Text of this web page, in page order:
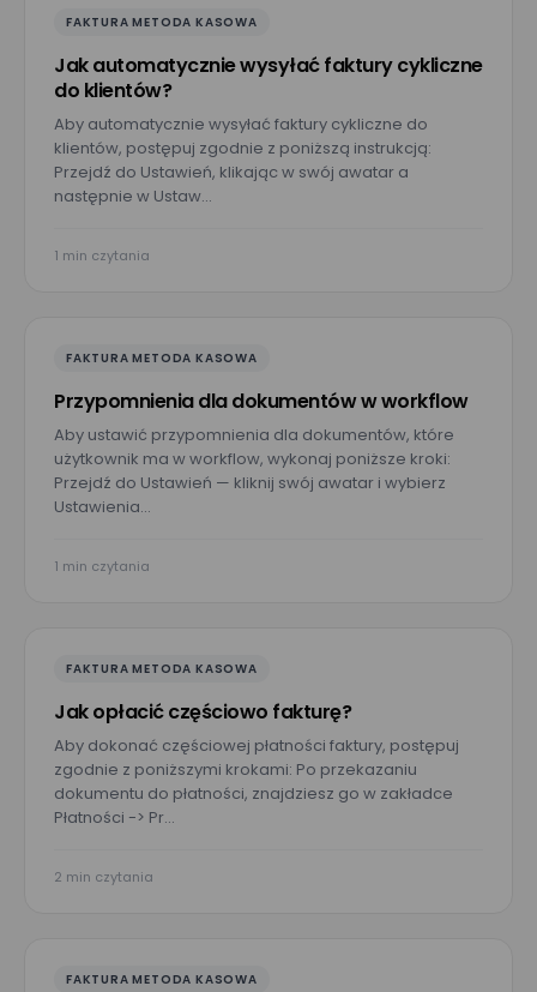
FAKTURA METODA KASOWA
Jak automatycznie wysyłać faktury cykliczne
do klientów?
Aby automatycznie wysyłać faktury cykliczne do
klientów, postępuj zgodnie z poniższą instrukcją:
Przejdź do Ustawień, klikając w swój awatar a
następnie w Ustaw…
1 min czytania
FAKTURA METODA KASOWA
Przypomnienia dla dokumentów w workflow
Aby ustawić przypomnienia dla dokumentów, które
użytkownik ma w workflow, wykonaj poniższe kroki:
Przejdź do Ustawień — kliknij swój awatar i wybierz
Ustawienia…
1 min czytania
FAKTURA METODA KASOWA
Jak opłacić częściowo fakturę?
Aby dokonać częściowej płatności faktury, postępuj
zgodnie z poniższymi krokami: Po przekazaniu
dokumentu do płatności, znajdziesz go w zakładce
Płatności -> Pr…
2 min czytania
FAKTURA METODA KASOWA
Umów prezentację